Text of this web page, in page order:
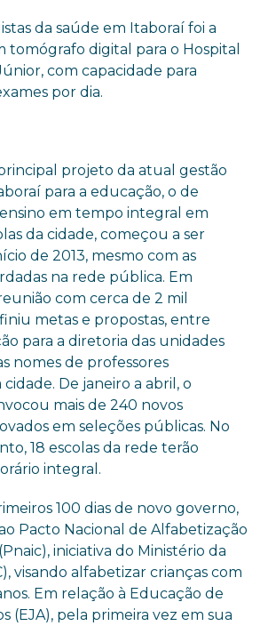
da saúde em Itaboraí foi a
tomógrafo digital para o Hospital
com capacidade para
por dia.
projeto da atual gestão
para a educação, o de
em tempo integral em
da cidade, começou a ser
de 2013, mesmo com as
na rede pública. Em
com cerca de 2 mil
metas e propostas, entre
para a diretoria das unidades
nomes de professores
De janeiro a abril, o
mais de 240 novos
em seleções públicas. No
18 escolas da rede terão
integral.
100 dias de novo governo,
Pacto Nacional de Alfabetização
iniciativa do Ministério da
visando alfabetizar crianças com
Em relação à Educação de
(EJA), pela primeira vez em sua